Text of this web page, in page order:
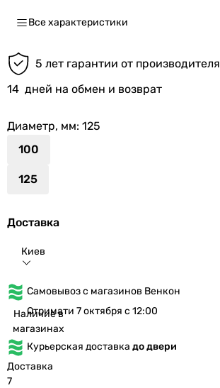
Все характеристики
5 лет гарантии от производителя
14 дней на обмен и возврат
Диаметр, мм: 125
100
125
Доставка
Киев
Самовывоз с магазинов Венкон
Наличие в
магазинах
Отримати 7 октября с 12:00
Курьерская доставка до двери
Доставка
7